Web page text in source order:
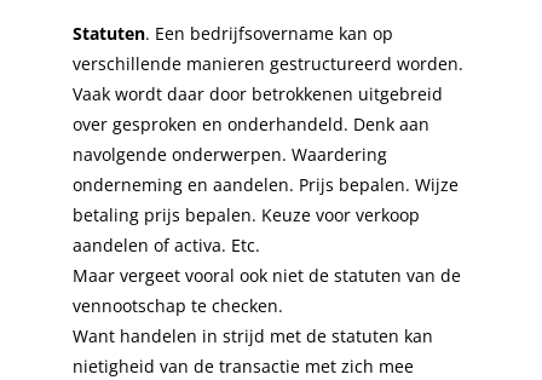
Statuten. Een bedrijfsovername kan op
verschillende manieren gestructureerd worden.
Vaak wordt daar door betrokkenen uitgebreid
over gesproken en onderhandeld. Denk aan
navolgende onderwerpen. Waardering
onderneming en aandelen. Prijs bepalen. Wijze
betaling prijs bepalen. Keuze voor verkoop
aandelen of activa. Etc.
Maar vergeet vooral ook niet de statuten van de
vennootschap te checken.
Want handelen in strijd met de statuten kan
nietigheid van de transactie met zich mee